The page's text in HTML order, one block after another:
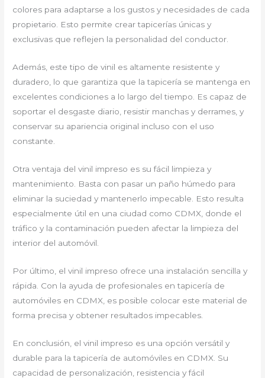
colores para adaptarse a los gustos y necesidades de cada
propietario. Esto permite crear tapicerías únicas y
exclusivas que reflejen la personalidad del conductor.
Además, este tipo de vinil es altamente resistente y
duradero, lo que garantiza que la tapicería se mantenga en
excelentes condiciones a lo largo del tiempo. Es capaz de
soportar el desgaste diario, resistir manchas y derrames, y
conservar su apariencia original incluso con el uso
constante.
Otra ventaja del vinil impreso es su fácil limpieza y
mantenimiento. Basta con pasar un paño húmedo para
eliminar la suciedad y mantenerlo impecable. Esto resulta
especialmente útil en una ciudad como CDMX, donde el
tráfico y la contaminación pueden afectar la limpieza del
interior del automóvil.
Por último, el vinil impreso ofrece una instalación sencilla y
rápida. Con la ayuda de profesionales en tapicería de
automóviles en CDMX, es posible colocar este material de
forma precisa y obtener resultados impecables.
En conclusión, el vinil impreso es una opción versátil y
durable para la tapicería de automóviles en CDMX. Su
capacidad de personalización, resistencia y fácil